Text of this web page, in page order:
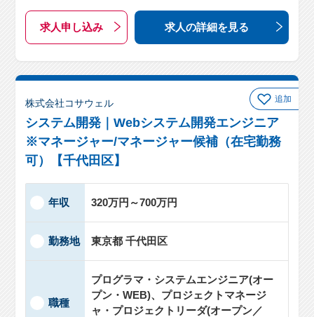
求人申し込み 求人の詳細を見る
追加
株式会社コサウェル
システム開発｜Webシステム開発エンジニア
※マネージャー/マネージャー候補（在宅勤務
可）【千代田区】
年収 320万円～700万円
勤務地 東京都 千代田区
職種
プログラマ・システムエンジニア(オー
プン・WEB)、プロジェクトマネージ
ャ・プロジェクトリーダ(オープン／